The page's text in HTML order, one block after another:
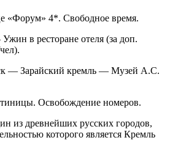
«Форум» 4*. Свободное время.
в ресторане отеля (за доп.
— Зарайский кремль — Музей А.С.
Освобождение номеров.
из древнейших русских городов,
которого является Кремль